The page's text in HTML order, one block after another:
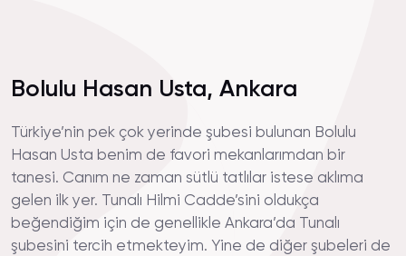
Bolulu Hasan Usta, Ankara
Türkiye’nin pek çok yerinde şubesi bulunan Bolulu
Hasan Usta benim de favori mekanlarımdan bir
tanesi. Canım ne zaman sütlü tatlılar istese aklıma
gelen ilk yer. Tunalı Hilmi Cadde’sini oldukça
beğendiğim için de genellikle Ankara’da Tunalı
şubesini tercih etmekteyim. Yine de diğer şubeleri de